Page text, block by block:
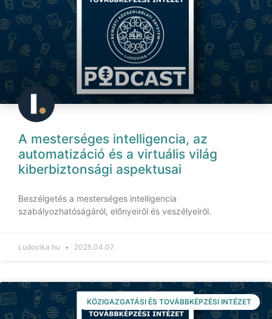
A mesterséges intelligencia, az
automatizáció és a virtuális világ
kiberbiztonsági aspektusai
Beszélgetés a mesterséges intelligencia
szabályozhatóságáról, előnyeiről és veszélyeiről.
Ludovika.hu 2025.04.07.
KÖZIGAZGATÁSI ÉS TOVÁBBKÉPZÉSI INTÉZET